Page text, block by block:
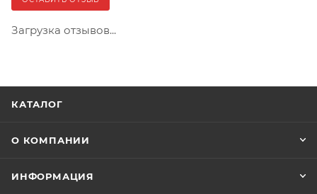
Загрузка отзывов...
КАТАЛОГ
О КОМПАНИИ
ИНФОРМАЦИЯ